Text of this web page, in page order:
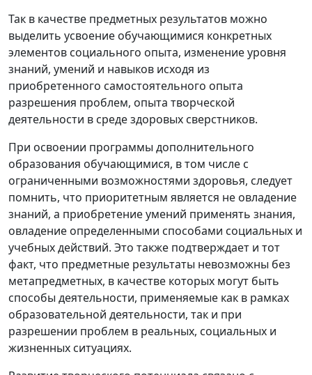
Так в качестве предметных результатов можно
выделить усвоение обучающимися конкретных
элементов социального опыта, изменение уровня
знаний, умений и навыков исходя из
приобретенного самостоятельного опыта
разрешения проблем, опыта творческой
деятельности в среде здоровых сверстников.
При освоении программы дополнительного
образования обучающимися, в том числе с
ограниченными возможностями здоровья, следует
помнить, что приоритетным является не овладение
знаний, а приобретение умений применять знания,
овладение определенными способами социальных и
учебных действий. Это также подтверждает и тот
факт, что предметные результаты невозможны без
метапредметных, в качестве которых могут быть
способы деятельности, применяемые как в рамках
образовательной деятельности, так и при
разрешении проблем в реальных, социальных и
жизненных ситуациях.